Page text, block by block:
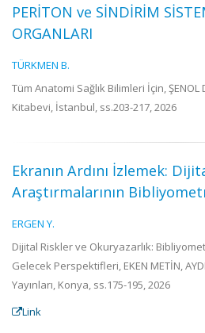
PERİTON ve SİNDİRİM
ORGANLARI
TÜRKMEN B.
Tüm Anatomi Sağlık Bilimleri İçin, ŞENOL
Kitabevi, İstanbul, ss.203-217, 2026
Ekranın Ardını İzlemek:
Araştırmalarının
ERGEN Y.
Dijital Riskler ve Okuryazarlık:
Gelecek Perspektifleri, EKEN METİN,
Yayınları, Konya, ss.175-195, 2026
Link